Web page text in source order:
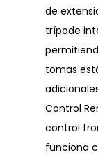
de
trípode
tomas
Control
control
funciona